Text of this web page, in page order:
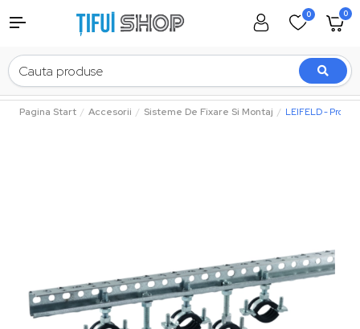
0 0
Pagina Start Accesorii Sisteme De Fixare Si Montaj LEIFELD - Profil J